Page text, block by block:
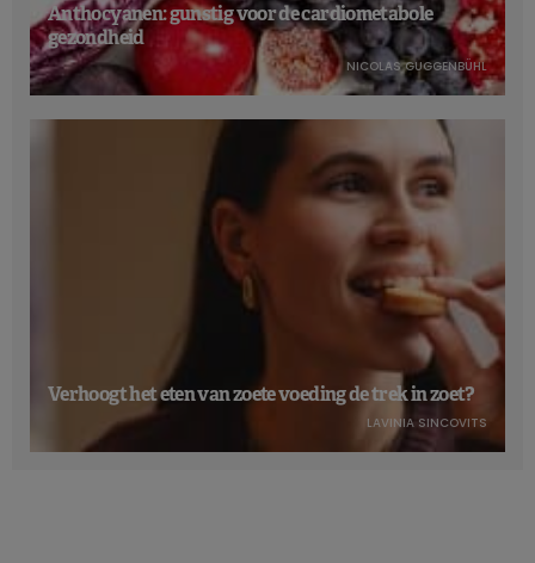
Anthocyanen: gunstig voor de cardiometabole
gezondheid
NICOLAS GUGGENBÜHL
Verhoogt het eten van zoete voeding de trek in zoet?
LAVINIA SINCOVITS